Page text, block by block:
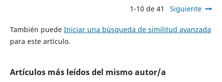
1-10 de 41 Siguiente
También puede Iniciar una búsqueda de similitud avanzada
para este artículo.
Artículos más leídos del mismo autor/a